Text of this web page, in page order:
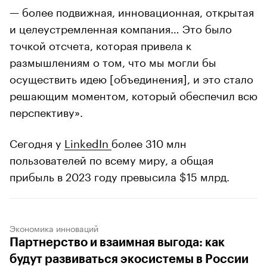
— более подвижная, инновационная, открытая
и целеустремленная компания… Это было
точкой отсчета, которая привела к
размышлениям о том, что мы могли бы
осуществить идею [объединения], и это стало
решающим моментом, который обеспечил всю
перспективу».
Сегодня у LinkedIn более 310 млн
пользователей по всему миру, а общая
прибыль в 2023 году превысила $15 млрд.
Экономика инноваций
Партнерство и взаимная выгода: как
будут развиваться экосистемы в России